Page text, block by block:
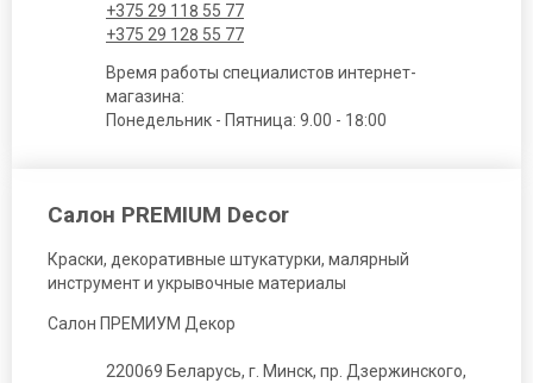
+375 29 118 55 77
+375 29 128 55 77
Время работы специалистов интернет-
магазина:
Понедельник - Пятница: 9.00 - 18:00
Салон PREMIUM Decor
Краски, декоративные штукатурки, малярный
инструмент и укрывочные материалы
Салон ПРЕМИУМ Декор
220069 Беларусь, г. Минск, пр. Дзержинского,